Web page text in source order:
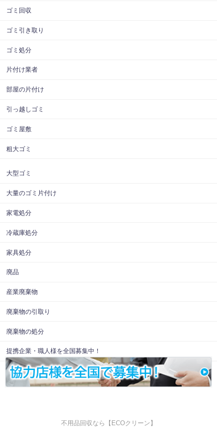
ゴミ回収
ゴミ引き取り
ゴミ処分
片付け業者
部屋の片付け
引っ越しゴミ
ゴミ屋敷
粗大ゴミ
大型ゴミ
大量のゴミ片付け
家電処分
冷蔵庫処分
家具処分
廃品
産業廃棄物
廃棄物の引取り
廃棄物の処分
提携企業・職人様を全国募集中！
不用品回収なら【ECOクリーン】